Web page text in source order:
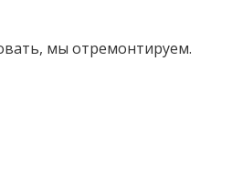
мы отремонтируем.